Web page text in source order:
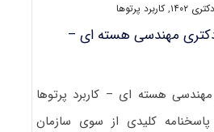
۱۴۰۲ ,کاربرد پرتوها
مهندسی هسته ای –
هسته ای – کاربرد پرتوها
همراه پاسخنامه کلیدی از سوی سازمان